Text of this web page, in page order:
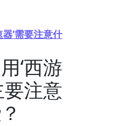
’需要注意什
‘西游
要注意